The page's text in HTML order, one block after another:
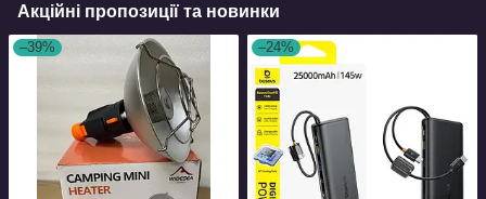
Акційні пропозиції та новинки
–39% –24%